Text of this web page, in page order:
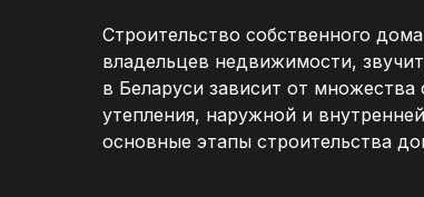
Строительство собственного
владельцев недвижимости,
в Беларуси зависит от
утепления, наружной и
основные этапы строительства